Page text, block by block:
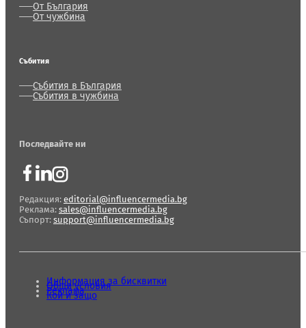
От България
От чужбина
Събития
Събития в България
Събития в чужбина
Последвайте ни
Редакция: editorial@influencermedia.bg
Реклама: sales@influencermedia.bg
Съпорт: support@influencermedia.bg
Информация за бисквитки
Общи условия
Реклама
Кой и защо